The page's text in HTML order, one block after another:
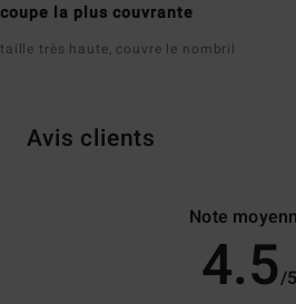
coupe la plus couvrante
taille très haute, couvre le nombril
Avis clients
Note
4.5/5